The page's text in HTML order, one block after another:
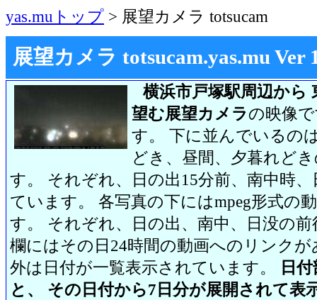
yas.muトップ > 展望カメラ totsucam
展望カメラ totsucam.yas.mu Ver
横浜市戸塚駅周辺から
望む展望カメラの映像
す。 下に並んでいるの
どき、昼間、夕暮れど
す。 それぞれ、日の出15分前、南中時
ています。 各写真の下にはmpeg形式の
す。 それぞれ、日の出、南中、日没の
欄にはその日24時間の動画へのリンク
外は日付が一覧表示されています。
日
と、 その日付から7日分が展開されて表